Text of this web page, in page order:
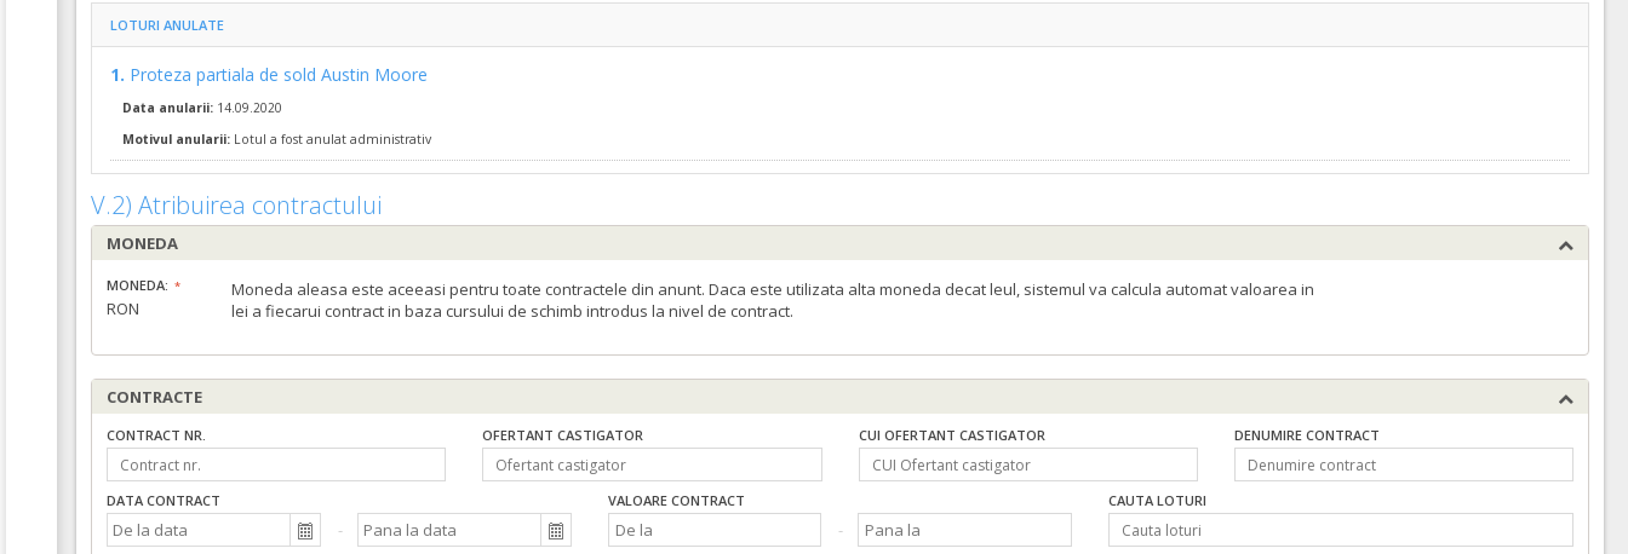
LOTURI ANULATE
1. Proteza partiala de sold Austin Moore
Data anularii: 14.09.2020
Motivul anularii: Lotul a fost anulat administrativ
V.2) Atribuirea contractului
MONEDA
MONEDA:
RON
Moneda aleasa este aceeasi pentru toate contractele din anunt. Daca este utilizata alta moneda decat leul, sistemul va calcula automat valoarea in
lei a fiecarui contract in baza cursului de schimb introdus la nivel de contract.
CONTRACTE
CONTRACT NR. OFERTANT CASTIGATOR CUI OFERTANT CASTIGATOR DENUMIRE CONTRACT
DATA CONTRACT VALOARE CONTRACT CAUTA LOTURI